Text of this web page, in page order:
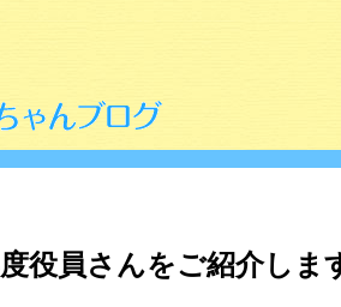
役員さんをご紹介しま